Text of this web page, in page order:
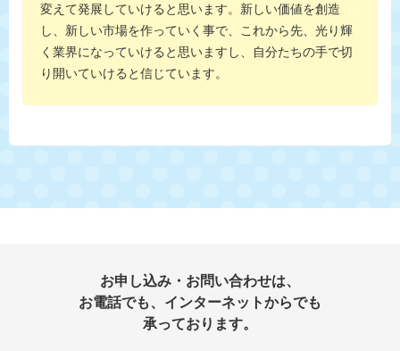
変えて発展していけると思います。新しい価値を創造
し、新しい市場を作っていく事で、これから先、光り輝
く業界になっていけると思いますし、自分たちの手で切
り開いていけると信じています。
お申し込み・お問い合わせは、
お電話でも、インターネットからでも
承っております。